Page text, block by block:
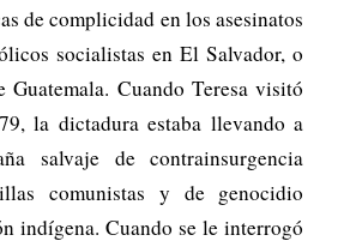
de complicidad en los asesinatos
socialistas en El Salvador, o
Cuando Teresa visitó
la dictadura estaba llevando a
salvaje de contrainsurgencia
comunistas y de genocidio
indígena. Cuando se le interrogó